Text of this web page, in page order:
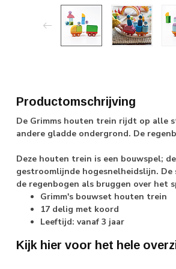
Productomschrijving
De Grimms houten trein rijdt op alle
andere gladde ondergrond. De
Deze houten trein is een bouwspel;
gestroomlijnde hogesnelheidslijn.
de regenbogen als bruggen over het
Grimm's bouwset houten trein
17 delig met koord
Leeftijd: vanaf 3 jaar
Kijk hier voor het hele